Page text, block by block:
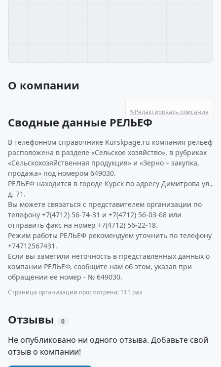
О компании
✎Редактировать описание
Сводные данные РЕЛЬЕФ
В телефонном справочнике Kurskpage.ru компания рельеф
расположена в разделе «Сельское хозяйство», в рубриках
«Сельскохозяйственная продукция» и «Зерно – закупка,
продажа» под номером 649030.
РЕЛЬЕФ находится в городе Курск по адресу Димитрова ул.,
д. 71.
Вы можете связаться с представителем организации по
телефону +7(4712) 56-74-31 и +7(4712) 56-03-68 или
отправить факс на номер +7(4712) 56-22-18.
Режим работы РЕЛЬЕФ рекомендуем уточнить по телефону
+74712567431.
Если вы заметили неточность в представленных данных о
компании РЕЛЬЕФ, сообщите нам об этом, указав при
обращении ее номер - № 649030.
Страница организации просмотрена: 111 раз
Отзывы 0
Не опубликовано ни одного отзыва. Добавьте свой
отзыв о компании!